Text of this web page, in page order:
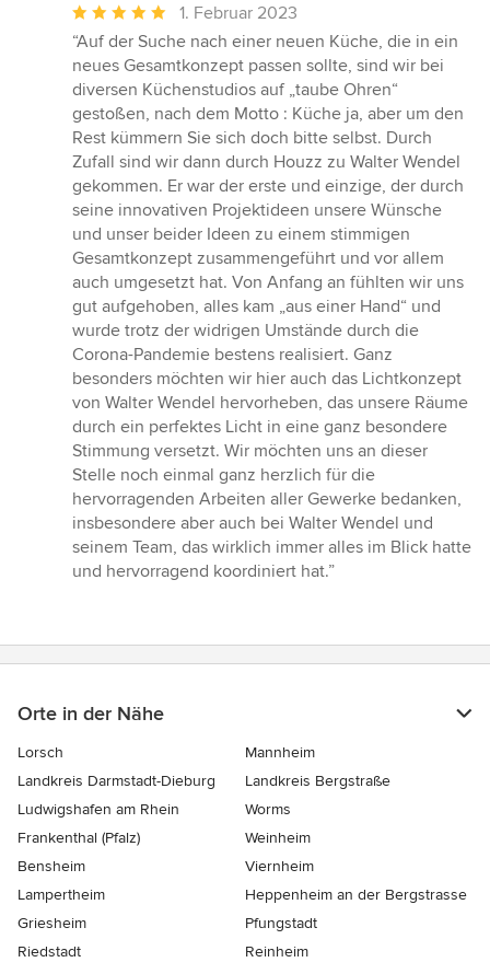
Durchschnittliche
Bewertung:
5
von
5
Sternen
1. Februar 2023
“Auf der Suche nach einer neuen Küche, die in ein
neues Gesamtkonzept passen sollte, sind wir bei
diversen Küchenstudios auf „taube Ohren“
gestoßen, nach dem Motto : Küche ja, aber um den
Rest kümmern Sie sich doch bitte selbst. Durch
Zufall sind wir dann durch Houzz zu Walter Wendel
gekommen. Er war der erste und einzige, der durch
seine innovativen Projektideen unsere Wünsche
und unser beider Ideen zu einem stimmigen
Gesamtkonzept zusammengeführt und vor allem
auch umgesetzt hat. Von Anfang an fühlten wir uns
gut aufgehoben, alles kam „aus einer Hand“ und
wurde trotz der widrigen Umstände durch die
Corona-Pandemie bestens realisiert. Ganz
besonders möchten wir hier auch das Lichtkonzept
von Walter Wendel hervorheben, das unsere Räume
durch ein perfektes Licht in eine ganz besondere
Stimmung versetzt. Wir möchten uns an dieser
Stelle noch einmal ganz herzlich für die
hervorragenden Arbeiten aller Gewerke bedanken,
insbesondere aber auch bei Walter Wendel und
seinem Team, das wirklich immer alles im Blick hatte
und hervorragend koordiniert hat.”
Orte in der Nähe
Lorsch
Mannheim
Landkreis Darmstadt-Dieburg
Landkreis Bergstraße
Ludwigshafen am Rhein
Worms
Frankenthal (Pfalz)
Weinheim
Bensheim
Viernheim
Lampertheim
Heppenheim an der Bergstrasse
Griesheim
Pfungstadt
Riedstadt
Reinheim